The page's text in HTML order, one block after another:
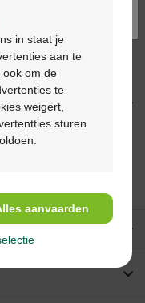
in staat je
aan te
ook om de
te
weigert,
sturen
aanvaarden